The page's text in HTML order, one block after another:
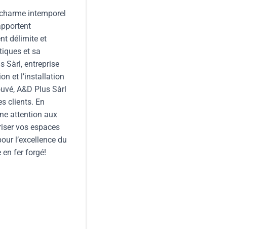
intemporel
délimite et
et sa
Sàrl, entreprise
et l’installation
A&D Plus Sàrl
clients. En
attention aux
vos espaces
l’excellence du
en fer forgé!